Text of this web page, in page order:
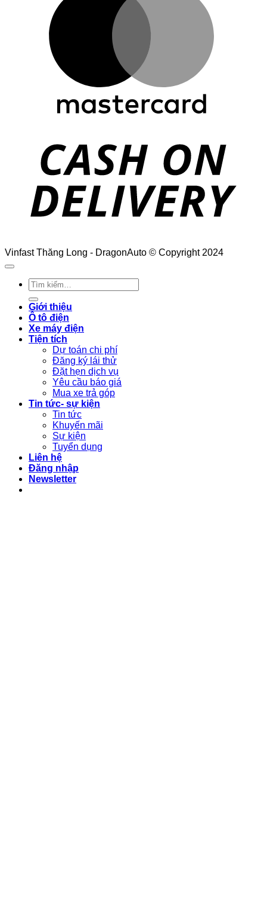
Vinfast Thăng Long - DragonAuto © Copyright 2024
Tìm
kiếm:
Giới thiệu
Ô tô điện
Xe máy điện
Tiện tích
Dự toán chi phí
Đăng ký lái thử
Đặt hẹn dịch vụ
Yêu cầu báo giá
Mua xe trả góp
Tin tức- sự kiện
Tin tức
Khuyến mãi
Sự kiện
Tuyển dụng
Liên hệ
Đăng nhập
Newsletter